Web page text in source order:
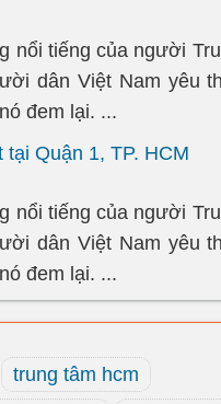
nổi tiếng của người
dân Việt Nam yêu
đem lại. ...
Quận 1, TP. HCM
nổi tiếng của người
dân Việt Nam yêu
đem lại. ...
trung tâm hcm